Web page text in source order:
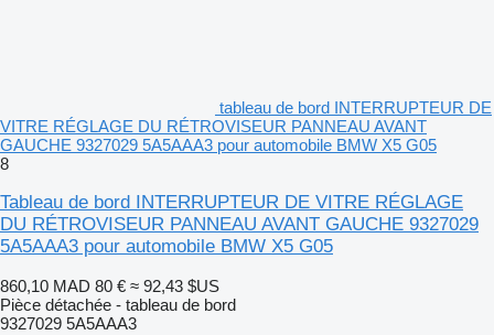
tableau de bord INTERRUPTEUR DE
VITRE RÉGLAGE DU RÉTROVISEUR PANNEAU AVANT
GAUCHE 9327029 5A5AAA3 pour automobile BMW X5 G05
8
Tableau de bord INTERRUPTEUR DE VITRE RÉGLAGE
DU RÉTROVISEUR PANNEAU AVANT GAUCHE 9327029
5A5AAA3 pour automobile BMW X5 G05
860,10 MAD 80 € ≈ 92,43 $US
Pièce détachée - tableau de bord
9327029 5A5AAA3